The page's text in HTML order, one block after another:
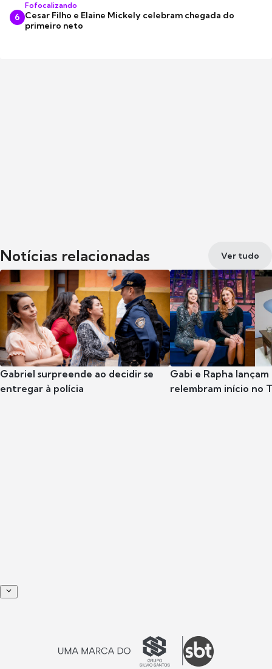
6
Fofocalizando
Cesar Filho e Elaine Mickely celebram chegada do
primeiro neto
Notícias relacionadas Ver tudo
Gabriel surpreende ao decidir se
entregar à polícia
Gabi e Rapha
relembram início no